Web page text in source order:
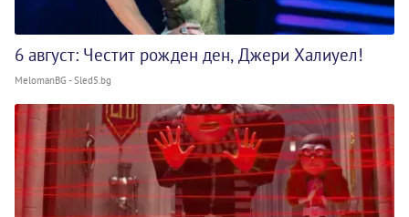
6 август: Честит рожден ден, Джери Халиуел!
MelomanBG - Sled5.bg